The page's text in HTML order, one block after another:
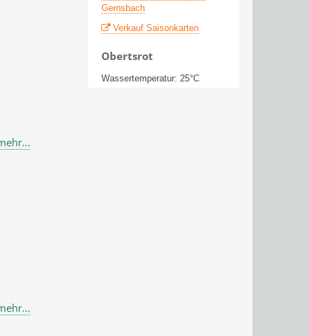
Gernsbach
Verkauf Saisonkarten
Obertsrot
Wassertemperatur: 25°C